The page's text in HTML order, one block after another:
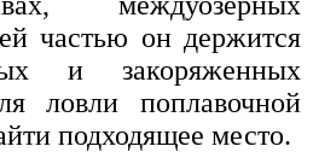
частью он держится
и закоряженных
ловли поплавочной
подходящее место.